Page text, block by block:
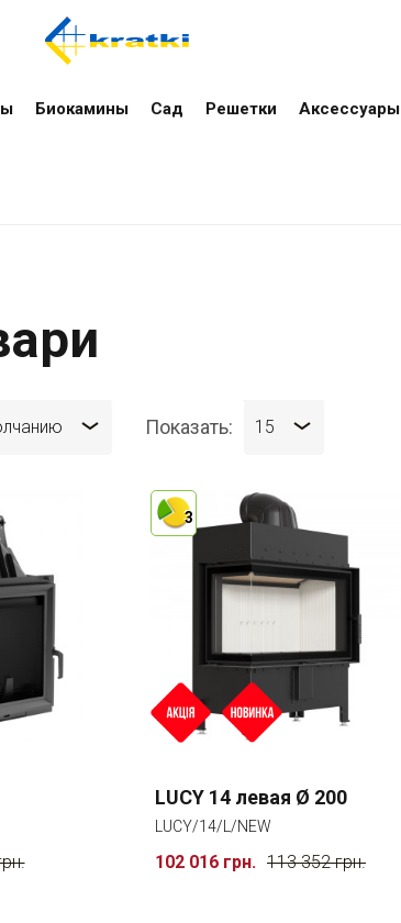
Биокамины Сад Решетки Аксессуары
Показать: 15
3
LUCY 14 левая Ø 200
LUCY/14/L/NEW
102 016 грн. 113 352 грн.